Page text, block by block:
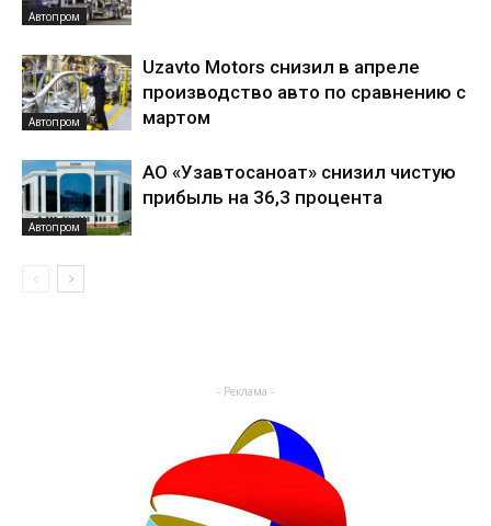
Автопром
Автопром
Uzavto Motors снизил в апреле
производство авто по сравнению с
мартом
Автопром
АО «Узавтосаноат» снизил чистую
прибыль на 36,3 процента
- Реклама -